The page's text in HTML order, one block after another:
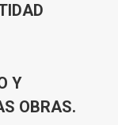
Y
OBRAS.